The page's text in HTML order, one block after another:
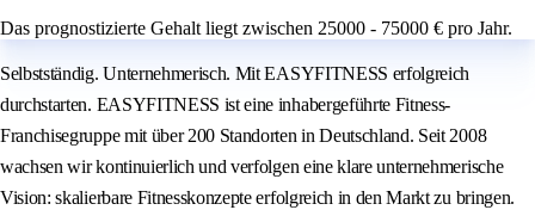
Das prognostizierte Gehalt liegt zwischen 25000 - 75000 € pro Jahr.
Selbstständig. Unternehmerisch. Mit EASYFITNESS erfolgreich
durchstarten. EASYFITNESS ist eine inhabergeführte Fitness-
Franchisegruppe mit über 200 Standorten in Deutschland. Seit 2008
wachsen wir kontinuierlich und verfolgen eine klare unternehmerische
Vision: skalierbare Fitnesskonzepte erfolgreich in den Markt zu bringen.